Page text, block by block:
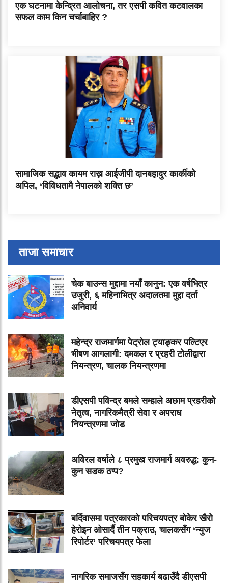
एक घटनामा केन्द्रित आलोचना, तर एसपी कवित कटवालका
सफल काम किन चर्चाबाहिर ?
सामाजिक सद्भाव कायम राख्न आईजीपी दानबहादुर कार्कीको
अपिल, ‘विविधतामै नेपालको शक्ति छ’
ताजा समाचार
चेक बाउन्स मुद्दामा नयाँ कानुन: एक वर्षभित्र
उजुरी, ६ महिनाभित्र अदालतमा मुद्दा दर्ता
अनिवार्य
महेन्द्र राजमार्गमा पेट्रोल ट्याङ्कर पल्टिएर
भीषण आगलागी: दमकल र प्रहरी टोलीद्वारा
नियन्त्रण, चालक नियन्त्रणमा
डीएसपी पविन्द्र बमले सम्हाले अछाम प्रहरीको
नेतृत्व, नागरिकमैत्री सेवा र अपराध
नियन्त्रणमा जोड
अविरल वर्षाले ८ प्रमुख राजमार्ग अवरुद्ध: कुन-
कुन सडक ठप्प?
बर्दिवासमा पत्रकारको परिचयपत्र बोकेर खैरो
हेरोइन ओसार्दै तीन पक्राउ, चालकसँग ‘न्युज
रिपोर्टर’ परिचयपत्र फेला
नागरिक समाजसँग सहकार्य बढाउँदै डीएसपी